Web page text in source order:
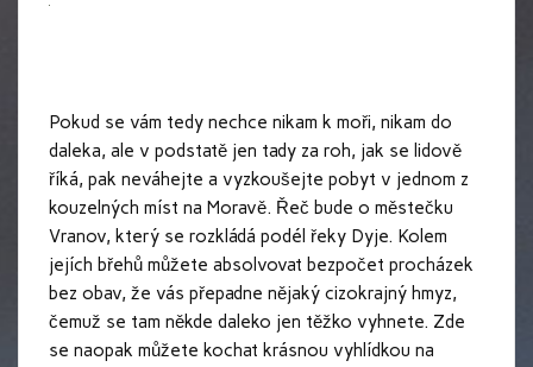
Pokud se vám tedy nechce nikam k moři, nikam do
daleka, ale v podstatě jen tady za roh, jak se lidově
říká, pak neváhejte a vyzkoušejte pobyt v jednom z
kouzelných míst na Moravě. Řeč bude o městečku
Vranov, který se rozkládá podél řeky Dyje. Kolem
jejích břehů můžete absolvovat bezpočet procházek
bez obav, že vás přepadne nějaký cizokrajný hmyz,
čemuž se tam někde daleko jen těžko vyhnete. Zde
se naopak můžete kochat krásnou vyhlídkou na